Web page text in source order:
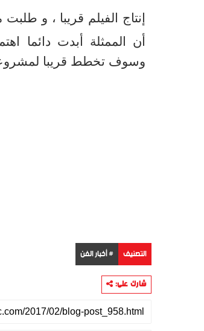
إنتاج الفيلم قريبا ، و
أن الممثلة أبدت دائما
وسوف تخطط قريبا
التصنيف # أخبار الفن
شارك على: